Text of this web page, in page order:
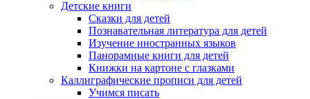
Детские книги
Сказки для детей
Познавательная литература для детей
Изучение иностранных языков
Панорамные книги для детей
Книжки на картоне с глазками
Каллиграфические прописи для детей
Учимся писать